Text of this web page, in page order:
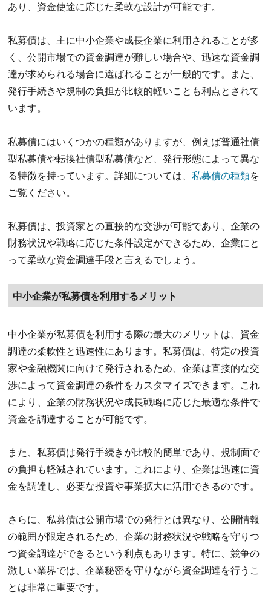
あり、資金使途に応じた柔軟な設計が可能です。
私募債は、主に中小企業や成長企業に利用されることが多
く、公開市場での資金調達が難しい場合や、迅速な資金調
達が求められる場合に選ばれることが一般的です。また、
発行手続きや規制の負担が比較的軽いことも利点とされて
います。
私募債にはいくつかの種類がありますが、例えば普通社債
型私募債や転換社債型私募債など、発行形態によって異な
る特徴を持っています。詳細については、私募債の種類を
ご覧ください。
私募債は、投資家との直接的な交渉が可能であり、企業の
財務状況や戦略に応じた条件設定ができるため、企業にと
って柔軟な資金調達手段と言えるでしょう。
中小企業が私募債を利用するメリット
中小企業が私募債を利用する際の最大のメリットは、資金
調達の柔軟性と迅速性にあります。私募債は、特定の投資
家や金融機関に向けて発行されるため、企業は直接的な交
渉によって資金調達の条件をカスタマイズできます。これ
により、企業の財務状況や成長戦略に応じた最適な条件で
資金を調達することが可能です。
また、私募債は発行手続きが比較的簡単であり、規制面で
の負担も軽減されています。これにより、企業は迅速に資
金を調達し、必要な投資や事業拡大に活用できるのです。
さらに、私募債は公開市場での発行とは異なり、公開情報
の範囲が限定されるため、企業の財務状況や戦略を守りつ
つ資金調達ができるという利点もあります。特に、競争の
激しい業界では、企業秘密を守りながら資金調達を行うこ
とは非常に重要です。